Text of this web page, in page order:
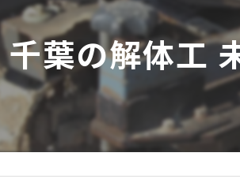
千葉の解体工